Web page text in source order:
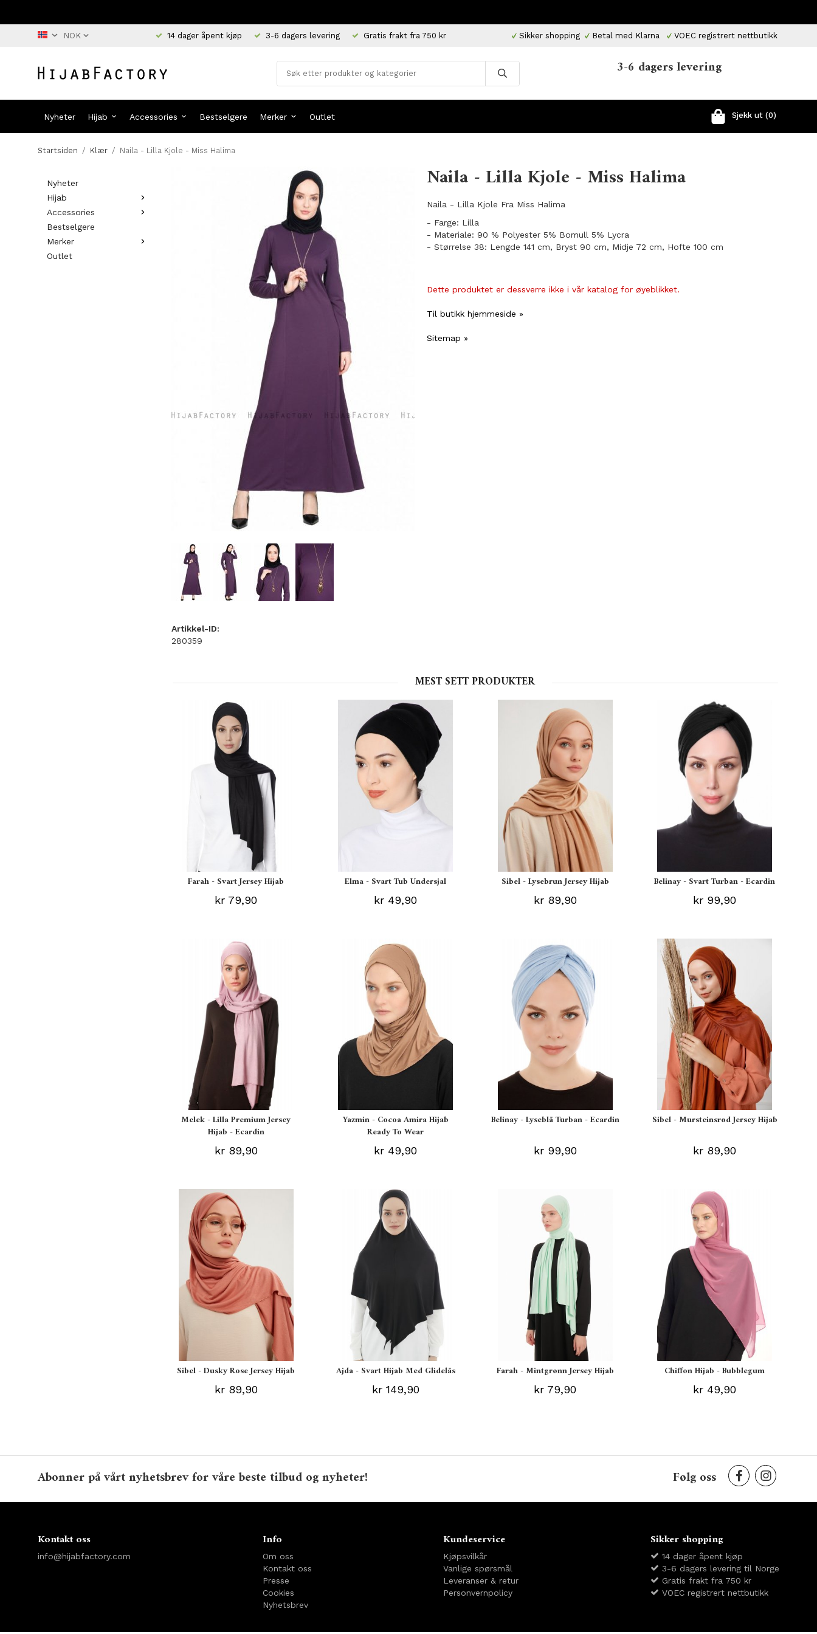
14 dager åpent kjøp 3-6 dagers levering Gratis frakt fra 750 kr Sikker shopping Betal med Klarna VOEC registrert nettbutikk
3-6 dagers levering
Nyheter Hijab Accessories Bestselgere Merker Outlet Sjekk ut (0)
Startsiden / Klær / Naila - Lilla Kjole - Miss Halima
Nyheter
Hijab
Accessories
Bestselgere
Merker
Outlet
Naila - Lilla Kjole - Miss Halima
Naila - Lilla Kjole Fra Miss Halima
- Farge: Lilla
- Materiale: 90 % Polyester 5% Bomull 5% Lycra
- Størrelse 38: Lengde 141 cm, Bryst 90 cm, Midje 72 cm, Hofte 100 cm
Dette produktet er dessverre ikke i vår katalog for øyeblikket.
Til butikk hjemmeside »
Sitemap »
Artikkel-ID:
280359
MEST SETT PRODUKTER
Farah - Svart Jersey Hijab
kr 79,90
Elma - Svart Tub Undersjal
kr 49,90
Sibel - Lysebrun Jersey Hijab
kr 89,90
Belinay - Svart Turban - Ecardin
kr 99,90
Melek - Lilla Premium Jersey
Hijab - Ecardin
kr 89,90
Yazmin - Cocoa Amira Hijab
Ready To Wear
kr 49,90
Belinay - Lyseblå Turban - Ecardin
kr 99,90
Sibel - Mursteinsrød Jersey Hijab
kr 89,90
Sibel - Dusky Rose Jersey Hijab
kr 89,90
Ajda - Svart Hijab Med Glidelås
kr 149,90
Farah - Mintgrønn Jersey Hijab
kr 79,90
Chiffon Hijab - Bubblegum
kr 49,90
Abonner på vårt nyhetsbrev for våre beste tilbud og nyheter! Følg oss
Kontakt oss
info@hijabfactory.com
Info
Om oss
Kontakt oss
Presse
Cookies
Nyhetsbrev
Kundeservice
Kjøpsvilkår
Vanlige spørsmål
Leveranser & retur
Personvernpolicy
Sikker shopping
14 dager åpent kjøp
3-6 dagers levering til Norge
Gratis frakt fra 750 kr
VOEC registrert nettbutikk